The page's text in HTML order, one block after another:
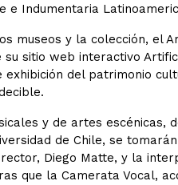
e Indumentaria
museos y la colección, el
su sitio web interactivo
exhibición del patrimonio
y de artes escénicas,
de Chile, se
Diego Matte, y la
que la Camerata Vocal,